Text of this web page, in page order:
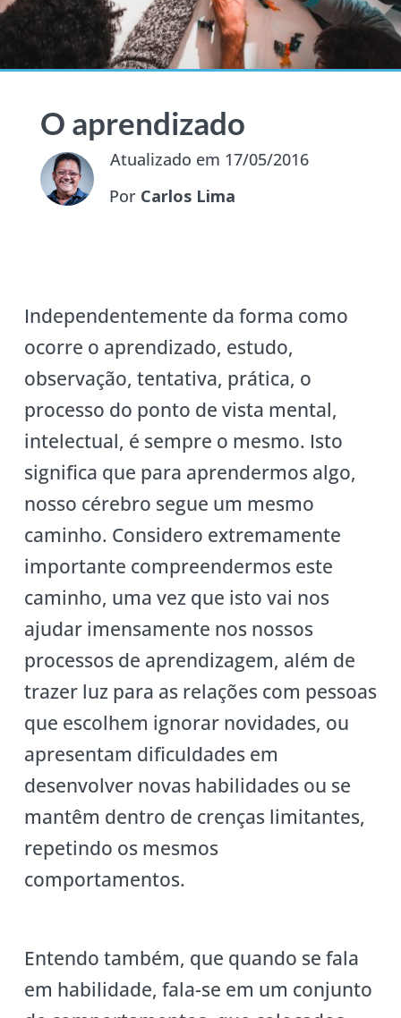
O aprendizado
Atualizado em 17/05/2016
Por Carlos Lima
Independentemente da forma como
ocorre o aprendizado, estudo,
observação, tentativa, prática, o
processo do ponto de vista mental,
intelectual, é sempre o mesmo. Isto
significa que para aprendermos algo,
nosso cérebro segue um mesmo
caminho. Considero extremamente
importante compreendermos este
caminho, uma vez que isto vai nos
ajudar imensamente nos nossos
processos de aprendizagem, além de
trazer luz para as relações com pessoas
que escolhem ignorar novidades, ou
apresentam dificuldades em
desenvolver novas habilidades ou se
mantêm dentro de crenças limitantes,
repetindo os mesmos
comportamentos.
Entendo também, que quando se fala
em habilidade, fala-se em um conjunto